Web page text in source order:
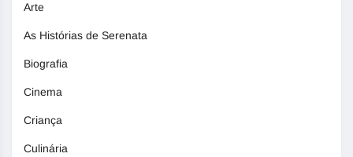
Arte
As Histórias de Serenata
Biografia
Cinema
Criança
Culinária